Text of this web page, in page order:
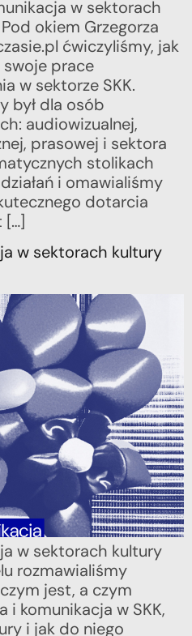
w sektorach
okiem Grzegorza
ćwiczyliśmy, jak
prace
w sektorze SKK.
był dla osób
audiowizualnej,
prasowej i sektora
stolikach
i omawialiśmy
dotarcia
[…]
w sektorach kultury
w sektorach kultury
rozmawialiśmy
jest, a czym
komunikacja w SKK,
i jak do niego